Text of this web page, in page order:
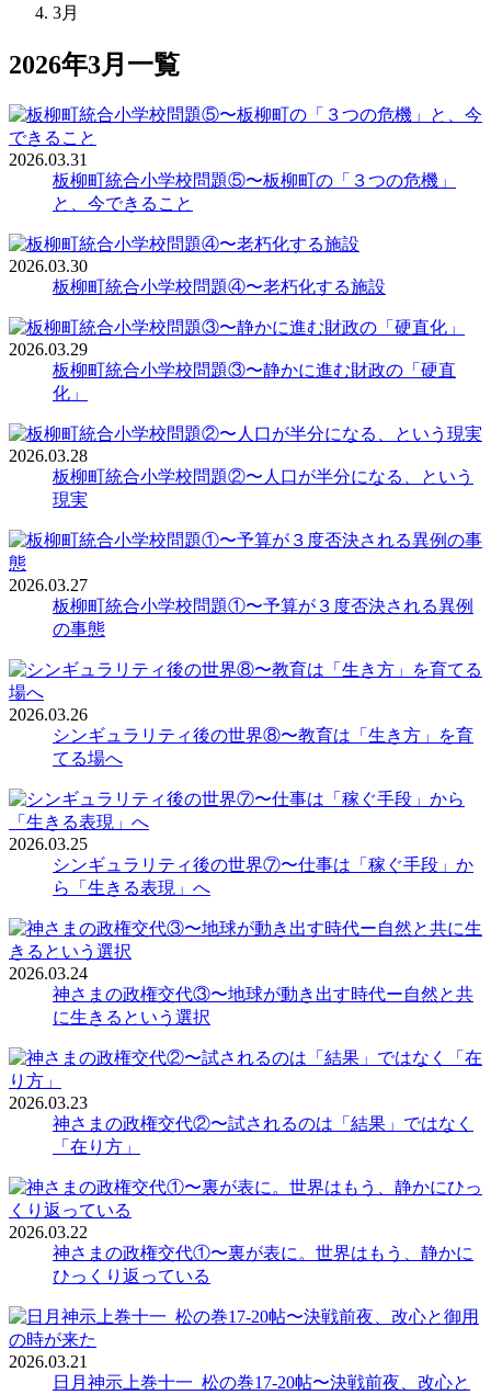
3月
2026年3月一覧
2026.03.31
板柳町統合小学校問題⑤〜板柳町の「３つの危機」
と、今できること
2026.03.30
板柳町統合小学校問題④〜老朽化する施設
2026.03.29
板柳町統合小学校問題③〜静かに進む財政の「硬直
化」
2026.03.28
板柳町統合小学校問題②〜人口が半分になる、という
現実
2026.03.27
板柳町統合小学校問題①〜予算が３度否決される異例
の事態
2026.03.26
シンギュラリティ後の世界⑧〜教育は「生き方」を育
てる場へ
2026.03.25
シンギュラリティ後の世界⑦〜仕事は「稼ぐ手段」か
ら「生きる表現」へ
2026.03.24
神さまの政権交代③〜地球が動き出す時代ー自然と共
に生きるという選択
2026.03.23
神さまの政権交代②〜試されるのは「結果」ではなく
「在り方」
2026.03.22
神さまの政権交代①〜裏が表に。世界はもう、静かに
ひっくり返っている
2026.03.21
日月神示上巻十一_松の巻17-20帖〜決戦前夜、改心と